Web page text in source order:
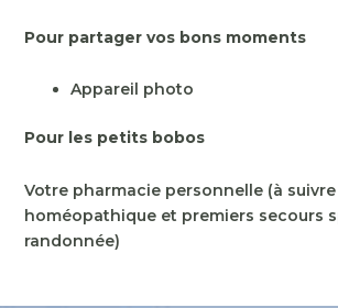
Pour partager vos bons moments
Appareil photo
Pour les petits bobos
Votre pharmacie personnelle (à
homéopathique et premiers secours
randonnée)